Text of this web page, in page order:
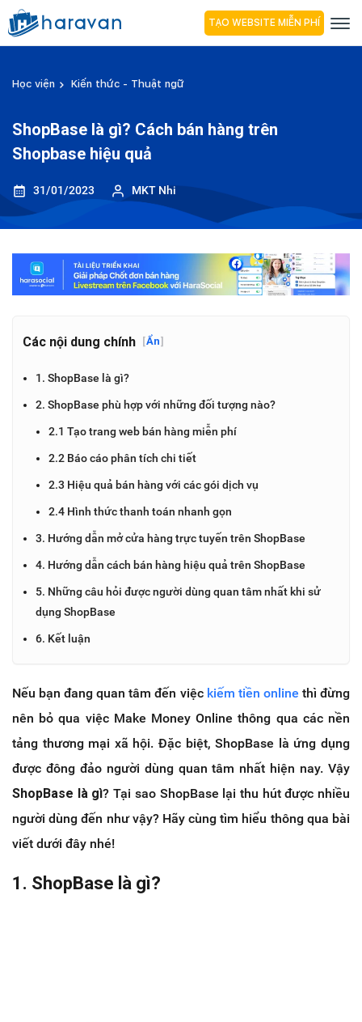
TẠO WEBSITE MIỄN PHÍ
Học viện Kiến thức - Thuật ngữ
ShopBase là gì? Cách bán hàng trên
Shopbase hiệu quả
31/01/2023 MKT Nhi
Các nội dung chính [Ẩn]
1. ShopBase là gì?
2. ShopBase phù hợp với những đối tượng nào?
2.1 Tạo trang web bán hàng miễn phí
2.2 Báo cáo phân tích chi tiết
2.3 Hiệu quả bán hàng với các gói dịch vụ
2.4 Hình thức thanh toán nhanh gọn
3. Hướng dẫn mở cửa hàng trực tuyến trên ShopBase
4. Hướng dẫn cách bán hàng hiệu quả trên ShopBase
5. Những câu hỏi được người dùng quan tâm nhất khi sử
dụng ShopBase
6. Kết luận
Nếu bạn đang quan tâm đến việc kiếm tiền online thì đừng
nên bỏ qua việc Make Money Online thông qua các nền
tảng thương mại xã hội. Đặc biệt, ShopBase là ứng dụng
được đông đảo người dùng quan tâm nhất hiện nay. Vậy
ShopBase là gì? Tại sao ShopBase lại thu hút được nhiều
người dùng đến như vậy? Hãy cùng tìm hiểu thông qua bài
viết dưới đây nhé!
1. ShopBase là gì?